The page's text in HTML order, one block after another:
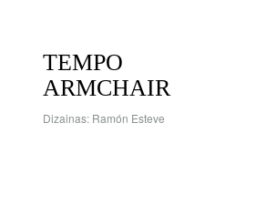
TEMPO
ARMCHAIR
Dizainas: Ramón Esteve